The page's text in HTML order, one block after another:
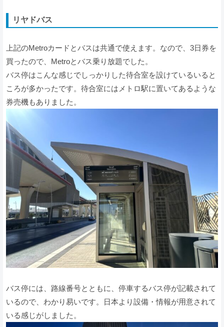
リヤドバス
上記のMetroカードとバスは共通で使えます。なので、3日券を
買ったので、Metroとバス乗り放題でした。
バス停はこんな感じでしっかりした待合室を設けているいると
ころが多かったです。待合室にはメトロ駅に置いてあるような
券売機もありました。
バス停には、路線番号とともに、停車するバス停が記載されて
いるので、わかり易いです。日本より設備・情報が用意されて
いる感じがしました。